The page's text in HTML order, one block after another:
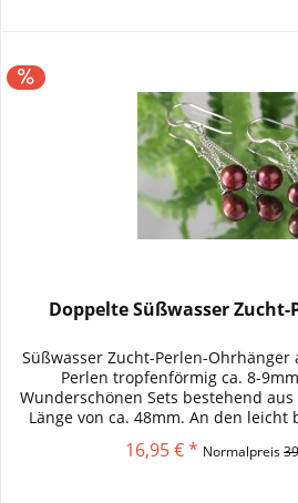
Doppelte Süßwasser
Süßwasser Zucht-Perlen-Ohrhänger
Perlen tropfenförmig ca. 8-
Wunderschönen Sets bestehend
Länge von ca. 48mm. An den leicht
Sterling Silber...
16,95 € * Normalpreis